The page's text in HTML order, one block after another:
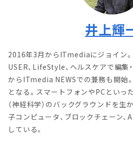
井上輝
2016年3月からITmediaにジョイン
USER、LifeStyle、ヘルスケアで編集
からITmedia NEWSでの兼務も開始
となる。スマートフォンやPCといっ
（神経科学）のバックグラウンドを生
子コンピュータ、ブロックチェーン
している。